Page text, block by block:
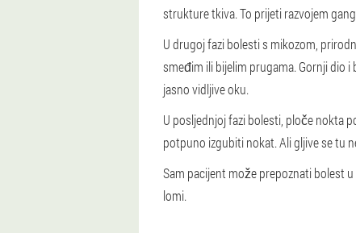
strukture tkiva. To prijeti razvojem
U drugoj fazi bolesti s mikozom,
smeđim ili bijelim prugama. Gornji dio
jasno vidljive oku.
U posljednjoj fazi bolesti, ploče nokta
potpuno izgubiti nokat. Ali gljive se tu
Sam pacijent može prepoznati bolest
lomi.